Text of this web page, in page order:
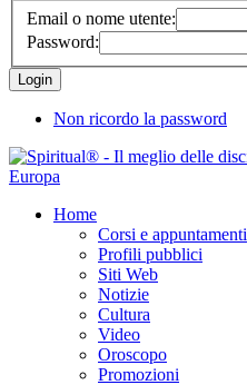
Email o nome utente:
Password:
Non ricordo la password
Home
Corsi e appuntamenti
Profili pubblici
Siti Web
Notizie
Cultura
Video
Oroscopo
Promozioni